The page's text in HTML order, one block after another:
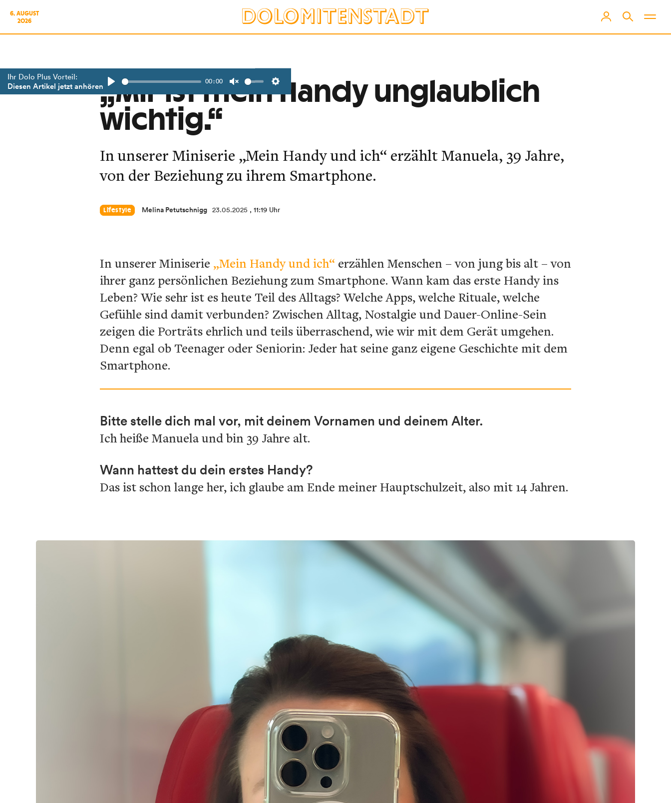
6. AUGUST
2026
Ihr Dolo Plus Vorteil:
Diesen Artikel jetzt anhören 00:00
Settings
„Mir ist mein Handy unglaublich
wichtig.“
In unserer Miniserie „Mein Handy und ich“ erzählt Manuela, 39 Jahre,
von der Beziehung zu ihrem Smartphone.
Lifestyle Melina Petutschnigg 23.05.2025 , 11:19 Uhr
In unserer Miniserie „Mein Handy und ich“ erzählen Menschen – von jung bis alt – von
ihrer ganz persönlichen Beziehung zum Smartphone. Wann kam das erste Handy ins
Leben? Wie sehr ist es heute Teil des Alltags? Welche Apps, welche Rituale, welche
Gefühle sind damit verbunden? Zwischen Alltag, Nostalgie und Dauer-Online-Sein
zeigen die Porträts ehrlich und teils überraschend, wie wir mit dem Gerät umgehen.
Denn egal ob Teenager oder Seniorin: Jeder hat seine ganz eigene Geschichte mit dem
Smartphone.
Bitte stelle dich mal vor, mit deinem Vornamen und deinem Alter.
Ich heiße Manuela und bin 39 Jahre alt.
Wann hattest du dein erstes Handy?
Das ist schon lange her, ich glaube am Ende meiner Hauptschulzeit, also mit 14 Jahren.